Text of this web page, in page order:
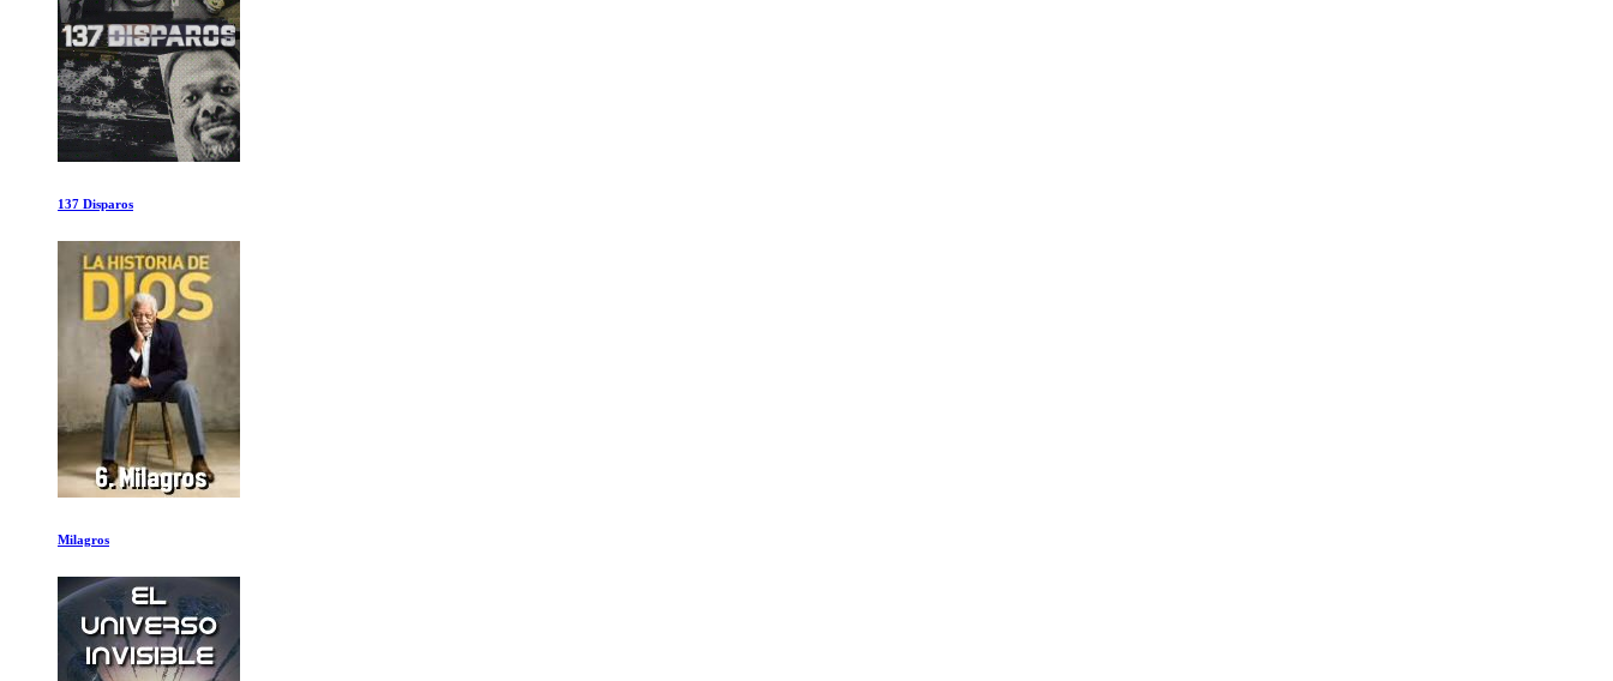
Rafa Ep 3-4
Vikingos Temporada 1 Ep 1-2